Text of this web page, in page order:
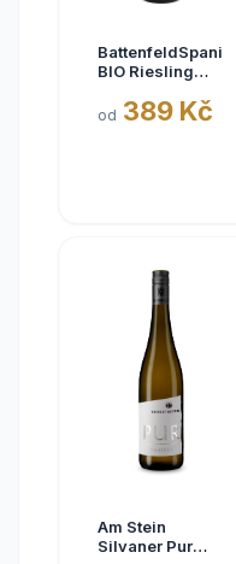
BattenfeldSpanier
BIO Riesling
2025,
od 389 Kč
Am Stein
Silvaner Pur